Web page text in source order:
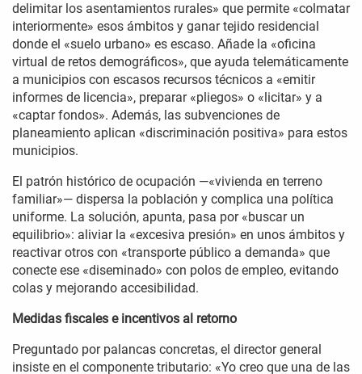
delimitar los asentamientos rurales» que permite «colmatar
interiormente» esos ámbitos y ganar tejido residencial
donde el «suelo urbano» es escaso. Añade la «oficina
virtual de retos demográficos», que ayuda telemáticamente
a municipios con escasos recursos técnicos a «emitir
informes de licencia», preparar «pliegos» o «licitar» y a
«captar fondos». Además, las subvenciones de
planeamiento aplican «discriminación positiva» para estos
municipios.
El patrón histórico de ocupación —«vivienda en terreno
familiar»— dispersa la población y complica una política
uniforme. La solución, apunta, pasa por «buscar un
equilibrio»: aliviar la «excesiva presión» en unos ámbitos y
reactivar otros con «transporte público a demanda» que
conecte ese «diseminado» con polos de empleo, evitando
colas y mejorando accesibilidad.
Medidas fiscales e incentivos al retorno
Preguntado por palancas concretas, el director general
insiste en el componente tributario: «Yo creo que una de las